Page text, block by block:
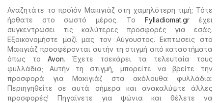
Αναζητάτε το προϊόν Μακιγιάζ στη χαμηλότερη τιμή; Τότε
ήρθατε στο σωστό μέρος. Το
Fylladiomat.grέχει
συγκεντρώσει τις καλύτερες προσφορές για εσάς.
Εξοικονομήστε μαζί μας τον Αύγουστος. Εκπτώσεις στο
Μακιγιάζ προσφέρονται αυτήν τη στιγμή από καταστήματα
όπως το Avon. Έχετε τσεκάρει τα τελευταία τους
φυλλάδια; Αυτήν τη στιγμή, μπορείτε να βρείτε την
προσφορά για Μακιγιάζ στα ακόλουθα φυλλάδια:
Περιηγηθείτε σε αυτά σήμερα και ανακαλύψτε άλλες
προσφορές! Πηγαίνετε για ψώνια και θέλετε να